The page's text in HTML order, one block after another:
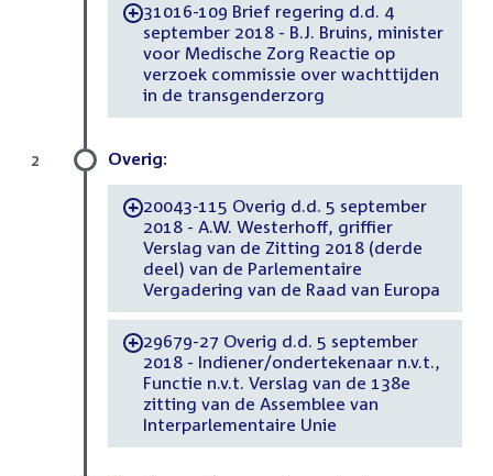
-31016-109 Brief regering d.d. 4
september 2018 - B.J. Bruins, minister
voor Medische Zorg Reactie op
verzoek commissie over wachttijden
in de transgenderzorg
Overig:
-20043-115 Overig d.d. 5 september
2018 - A.W. Westerhoff, griffier
Verslag van de Zitting 2018 (derde
deel) van de Parlementaire
Vergadering van de Raad van Europa
-29679-27 Overig d.d. 5 september
2018 - Indiener/ondertekenaar n.v.t.,
Functie n.v.t. Verslag van de 138e
zitting van de Assemblee van
Interparlementaire Unie
2